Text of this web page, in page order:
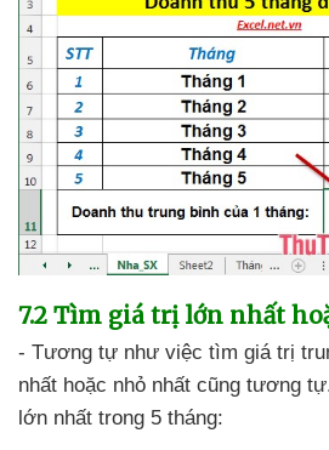
7.2 Tìm giá trị lớn nhất
- Tương tự như việc tìm giá trị
nhất hoặc nhỏ nhất cũng tương tự
lớn nhất trong 5 tháng: